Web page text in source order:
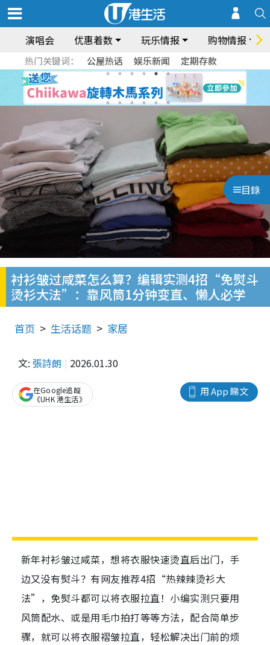
演唱会 优惠着数 玩乐情报 购物情报
热门关键词： 公屋热话 娱乐新闻 定期存款
目錄
衬衫皱过咸菜怎么算？编辑实测4招“免熨斗
烫衫大法”：靠风筒1分钟变直、懒人必学
首页 生活话题 家居
文: 張詩朗 2026.01.30
用 App 睇文
在Google追蹤
《UHK 港生活》
新年衬衫皱过咸菜，想将衣服快速烫直后出门，手
边又没有熨斗？有网友推荐4招“热辣辣烫衫大
法”，免熨斗都可以将衣服拉直！小编实测只要用
风筒配水、或是用毛巾拍打等等方法，配合简单步
骤，就可以将衣服褶皱拉直，轻松解决出门前的烦